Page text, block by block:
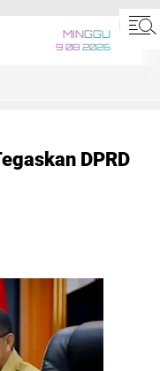
MINGGU
9 08 2026
DPRD